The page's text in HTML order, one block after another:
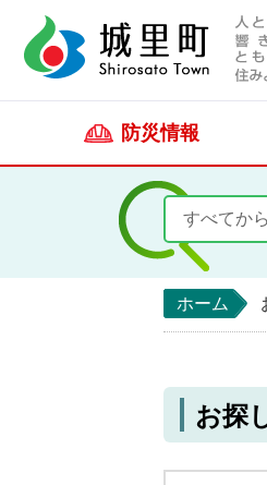
防災情報
ホーム
お探